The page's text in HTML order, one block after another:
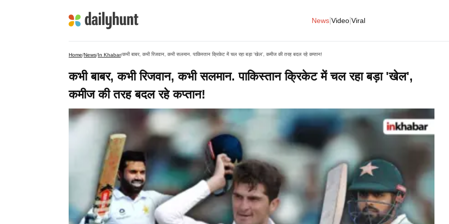
News Video Viral
Home/News/In Khabar/कभी बाबर, कभी रिजवान, कभी सलमान. पाकिस्तान क्रिकेट में चल रहा बड़ा 'खेल', कमीज की तरह बदल रहे कप्तान!
कभी बाबर, कभी रिजवान, कभी सलमान. पाकिस्तान क्रिकेट में चल रहा बड़ा 'खेल',
कमीज की तरह बदल रहे कप्तान!